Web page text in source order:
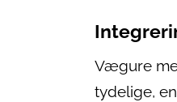
Vægure
tydelige,